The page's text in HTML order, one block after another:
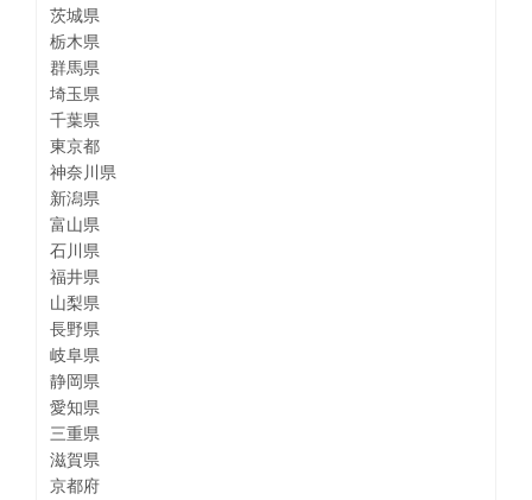
茨城県
栃木県
群馬県
埼玉県
千葉県
東京都
神奈川県
新潟県
富山県
石川県
福井県
山梨県
長野県
岐阜県
静岡県
愛知県
三重県
滋賀県
京都府